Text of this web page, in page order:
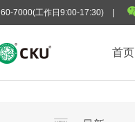
7000(工作日9:00-17:30) |
首页